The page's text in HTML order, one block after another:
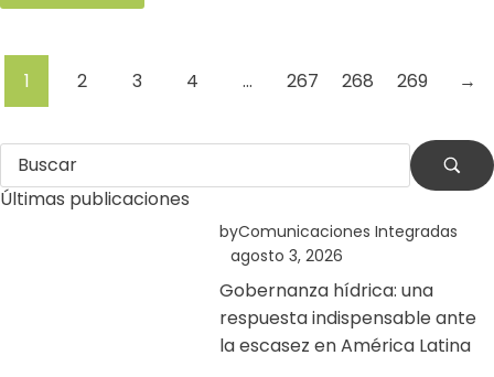
1 2 3 4 … 267 268 269 →
Últimas publicaciones
byComunicaciones Integradas
agosto 3, 2026
Gobernanza hídrica: una
respuesta indispensable ante
la escasez en América Latina